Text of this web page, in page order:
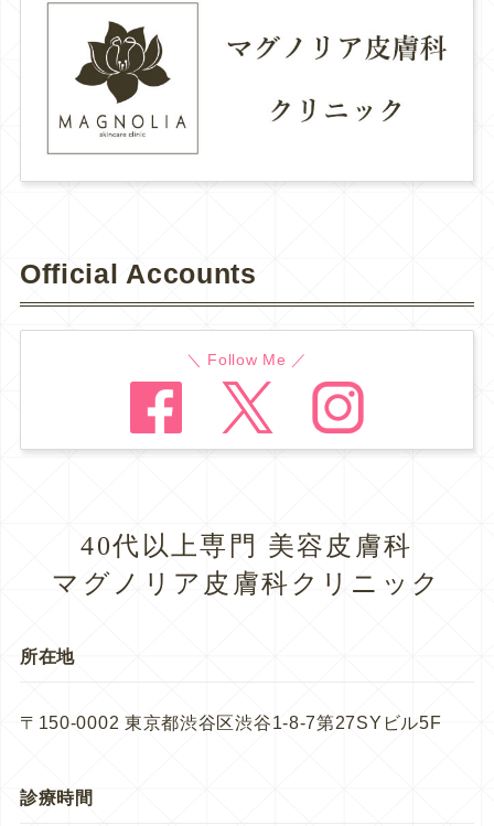
Official Accounts
＼ Follow Me ／
40代以上専門 美容皮膚科
マグノリア皮膚科クリニック
所在地
〒150-0002 東京都渋谷区渋谷1-8-7第27SYビル5F
診療時間